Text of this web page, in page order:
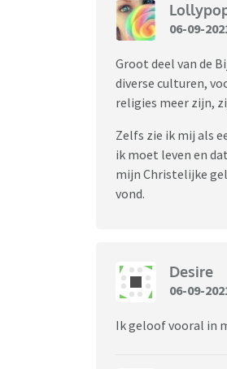
06-09-
Groot deel van de
diverse culturen,
religies meer zijn,
Zelfs zie ik mij als
ik moet leven en
mijn Christelijke
vond.
Desire
06-09-
Ik geloof vooral in